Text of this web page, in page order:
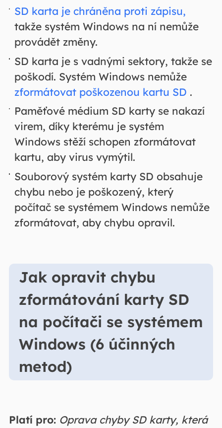
SD karta je chráněna proti zápisu,
takže systém Windows na ní nemůže
provádět změny.
SD karta je s vadnými sektory, takže se
poškodí. Systém Windows nemůže
zformátovat poškozenou kartu SD .
Paměťové médium SD karty se nakazí
virem, díky kterému je systém
Windows stěží schopen zformátovat
kartu, aby virus vymýtil.
Souborový systém karty SD obsahuje
chybu nebo je poškozený, který
počítač se systémem Windows nemůže
zformátovat, aby chybu opravil.
Jak opravit chybu
zformátování karty SD
na počítači se systémem
Windows (6 účinných
metod)
Platí pro: Oprava chyby SD karty, která